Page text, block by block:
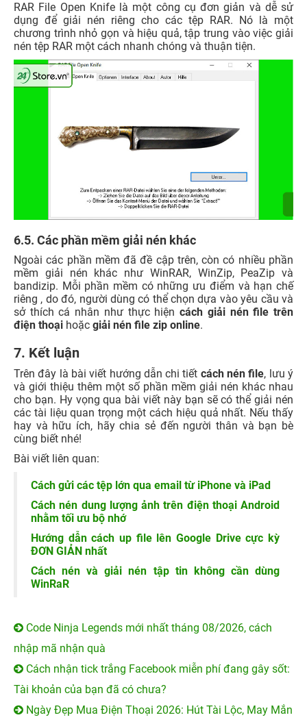
RAR File Open Knife là một công cụ đơn giản và dễ sử
dụng để giải nén riêng cho các tệp RAR. Nó là một
chương trình nhỏ gọn và hiệu quả, tập trung vào việc giải
nén tệp RAR một cách nhanh chóng và thuận tiện.
6.5. Các phần mềm giải nén khác
Ngoài các phần mềm đã đề cập trên, còn có nhiều phần
mềm giải nén khác như WinRAR, WinZip, PeaZip và
bandizip. Mỗi phần mềm có những ưu điểm và hạn chế
riêng , do đó, người dùng có thể chọn dựa vào yêu cầu và
sở thích cá nhân như thực hiệncách giải nén file trên
điện thoại hoặc giải nén file zip online.
7. Kết luận
Trên đây là bài viết hướng dẫn chi tiết cách nén file, lưu ý
và giới thiệu thêm một số phần mềm giải nén khác nhau
cho bạn. Hy vọng qua bài viết này bạn sẽ có thể giải nén
các tài liệu quan trọng một cách hiệu quả nhất. Nếu thấy
hay và hữu ích, hãy chia sẻ đến người thân và bạn bè
cùng biết nhé!
Bài viết liên quan:
Cách gửi các tệp lớn qua email từ iPhone và iPad
Cách nén dung lượng ảnh trên điện thoại Android
nhằm tối ưu bộ nhớ
Hướng dẫn cách up file lên Google Drive cực kỳ
ĐƠN GIẢN nhất
Cách nén và giải nén tập tin không cần dùng
WinRaR
Code Ninja Legends mới nhất tháng 08/2026, cách
nhập mã nhận quà
Cách nhận tick trắng Facebook miễn phí đang gây sốt:
Tài khoản của bạn đã có chưa?
Ngày Đẹp Mua Điện Thoại 2026: Hút Tài Lộc, May Mắn